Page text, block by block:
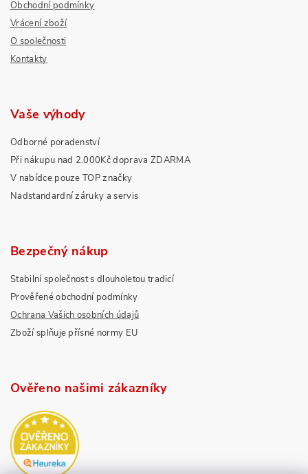
Obchodní podmínky
Vrácení zboží
O společnosti
Kontakty
Vaše výhody
Odborné poradenství
Při nákupu nad 2.000Kč doprava ZDARMA
V nabídce pouze TOP značky
Nadstandardní záruky a servis
Bezpečný nákup
Stabilní společnost s dlouholetou tradicí
Prověřené obchodní podmínky
Ochrana Vašich osobních údajů
Zboží splňuje přísné normy EU
Ověřeno našimi zákazníky